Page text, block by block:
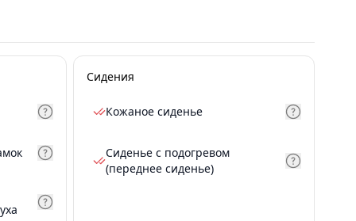
Сидения
Кожаное сиденье
Сиденье с подогревом
(переднее сиденье)